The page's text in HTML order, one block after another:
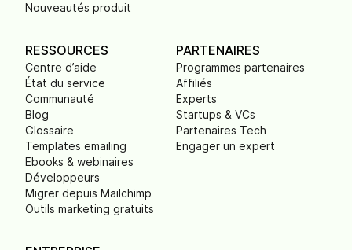
Nouveautés produit
RESSOURCES
Centre d’aide
État du service
Communauté
Blog
Glossaire
Templates emailing
Ebooks & webinaires
Développeurs
Migrer depuis Mailchimp
Outils marketing gratuits
PARTENAIRES
Programmes partenaires
Affiliés
Experts
Startups & VCs
Partenaires Tech
Engager un expert